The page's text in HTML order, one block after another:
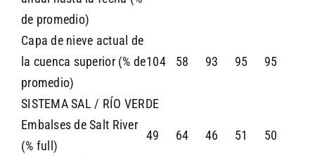
de promedio)
Capa de nieve actual de
la cuenca superior (% de
promedio)
104 58 93 95 95
SISTEMA SAL / RÍO VERDE
Embalses de Salt River
(% full)
49 64 46 51 50